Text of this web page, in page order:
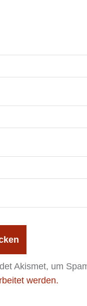
Akismet, um
werden.